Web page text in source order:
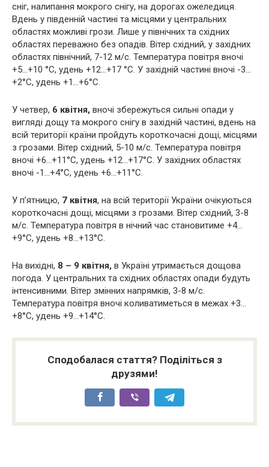
сніг, налипання мокрого снігу, на дорогах ожеледиця.
Вдень у південній частині та місцями у центральних
областях можливі грози. Лише у північних та східних
областях переважно без опадів. Вітер східний, у західних
областях північний, 7-12 м/с. Температура повітря вночі
+5…+10 °С, удень +12…+17 °С. У західній частині вночі -3…
+2°С, удень +1…+6°С.
У четвер, 6 квітня, вночі збережуться сильні опади у
вигляді дощу та мокрого снігу в західній частині, вдень на
всій території країни пройдуть короткочасні дощі, місцями
з грозами. Вітер східний, 5-10 м/с. Температура повітря
вночі +6…+11°С, удень +12…+17°С. У західних областях
вночі -1…+4°С, удень +6…+11°С.
У п’ятницю, 7 квітня, на всій території України очікуються
короткочасні дощі, місцями з грозами. Вітер східний, 3-8
м/с. Температура повітря в нічний час становитиме +4…
+9°С, удень +8…+13°С.
На вихідні, 8 – 9 квітня, в Україні утримається дощова
погода. У центральних та східних областях опади будуть
інтенсивними. Вітер змінних напрямків, 3-8 м/с.
Температура повітря вночі коливатиметься в межах +3…
+8°С, удень +9…+14°С.
Сподобалася стаття? Поділіться з
друзями!